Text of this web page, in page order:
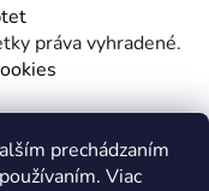
prechádzaním
Viac
práva vyhradené.